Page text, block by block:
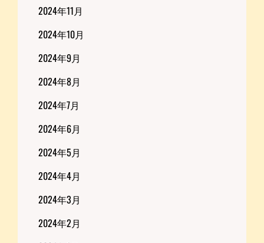
2024年11月
2024年10月
2024年9月
2024年8月
2024年7月
2024年6月
2024年5月
2024年4月
2024年3月
2024年2月